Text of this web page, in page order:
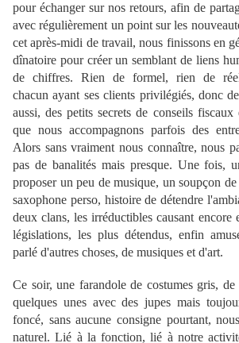
pour échanger sur nos retours, afin de
avec régulièrement un point sur les
cet après-midi de travail, nous finissons en
dînatoire pour créer un semblant de liens
de chiffres. Rien de formel, rien de
chacun ayant ses clients privilégiés, donc
aussi, des petits secrets de conseils
que nous accompagnons parfois des
Alors sans vraiment nous connaître, nous
pas de banalités mais presque. Une fois,
proposer un peu de musique, un soupçon
saxophone perso, histoire de détendre
deux clans, les irréductibles causant encore
législations, les plus détendus, enfin
parlé d'autres choses, de musiques et d'art.
Ce soir, une farandole de costumes gris,
quelques unes avec des jupes mais
foncé, sans aucune consigne pourtant,
naturel. Lié à la fonction, lié à notre